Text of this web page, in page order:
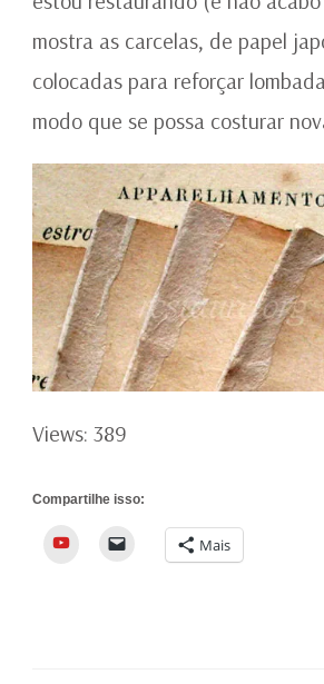
mostra as carcelas, de papel
colocadas para reforçar
modo que se possa costurar
Views: 389
Compartilhe isso:
YouTube Mais